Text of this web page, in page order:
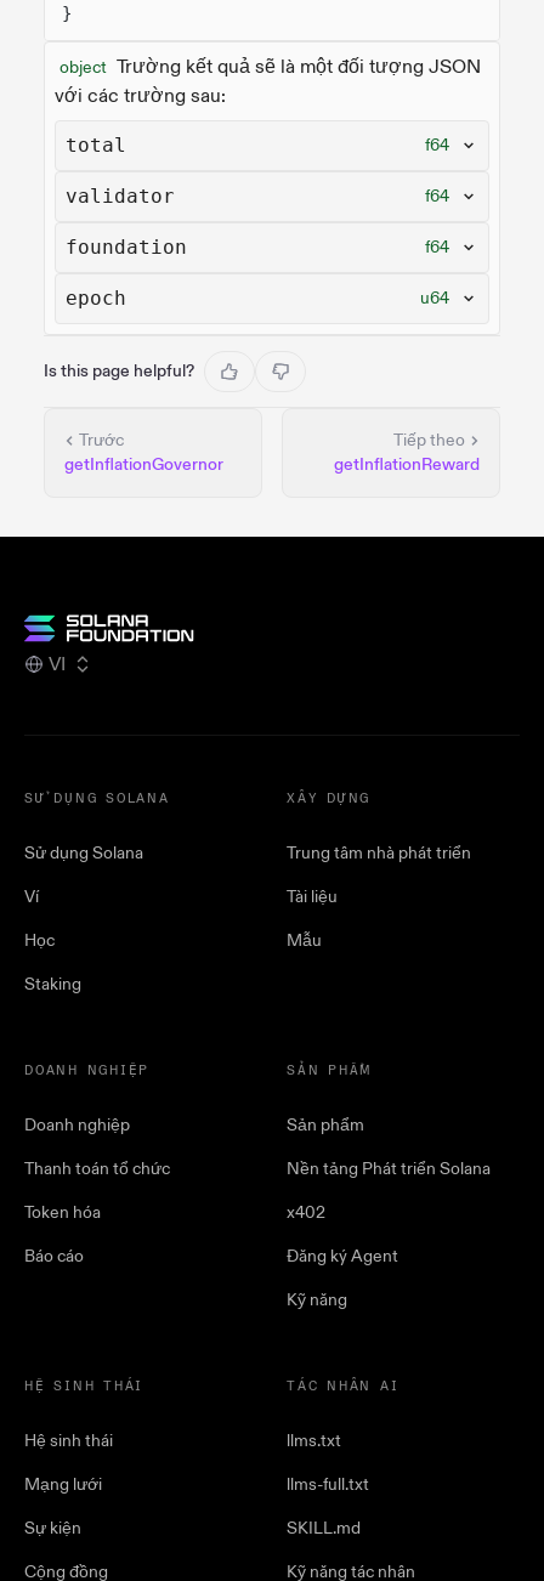
}
object Trường kết quả sẽ là một đối tượng JSON
với các trường sau:
total f64
validator f64
foundation f64
epoch u64
Is this page helpful?
Trước
getInflationGovernor
Tiếp theo
getInflationReward
VI
SỬ DỤNG SOLANA
Sử dụng Solana
Ví
Học
Staking
XÂY DỰNG
Trung tâm nhà phát triển
Tài liệu
Mẫu
DOANH NGHIỆP
Doanh nghiệp
Thanh toán tổ chức
Token hóa
Báo cáo
SẢN PHẨM
Sản phẩm
Nền tảng Phát triển Solana
x402
Đăng ký Agent
Kỹ năng
HỆ SINH THÁI
Hệ sinh thái
Mạng lưới
Sự kiện
Cộng đồng
TÁC NHÂN AI
llms.txt
llms-full.txt
SKILL.md
Kỹ năng tác nhân